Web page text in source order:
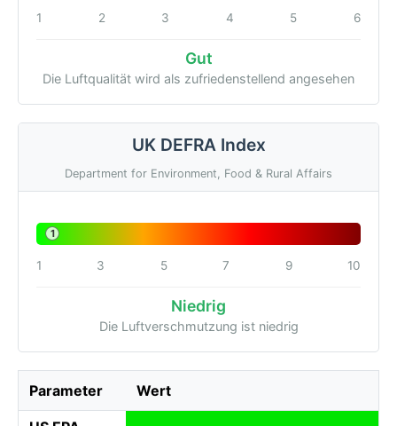
1 2 3 4 5 6
Gut
Die Luftqualität wird als zufriedenstellend angesehen
UK DEFRA Index
Department for Environment, Food & Rural Affairs
1
1 3 5 7 9 10
Niedrig
Die Luftverschmutzung ist niedrig
Parameter Wert